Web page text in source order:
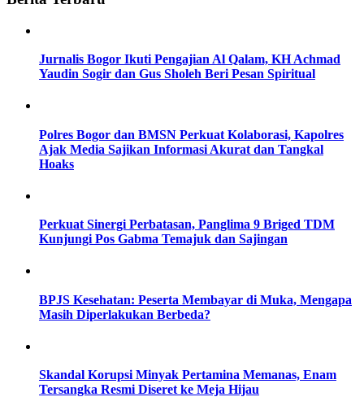
Jurnalis Bogor Ikuti Pengajian Al Qalam, KH Achmad
Yaudin Sogir dan Gus Sholeh Beri Pesan Spiritual
Polres Bogor dan BMSN Perkuat Kolaborasi, Kapolres
Ajak Media Sajikan Informasi Akurat dan Tangkal
Hoaks
Perkuat Sinergi Perbatasan, Panglima 9 Briged TDM
Kunjungi Pos Gabma Temajuk dan Sajingan
BPJS Kesehatan: Peserta Membayar di Muka, Mengapa
Masih Diperlakukan Berbeda?
Skandal Korupsi Minyak Pertamina Memanas, Enam
Tersangka Resmi Diseret ke Meja Hijau